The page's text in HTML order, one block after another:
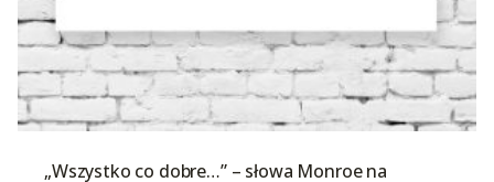
„Wszystko co dobre…” – słowa Monroe na